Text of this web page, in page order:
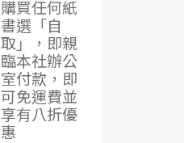
購買任何紙
書選「自
取」，即親
臨本社辦公
室付款，即
可免運費並
享有八折優
惠